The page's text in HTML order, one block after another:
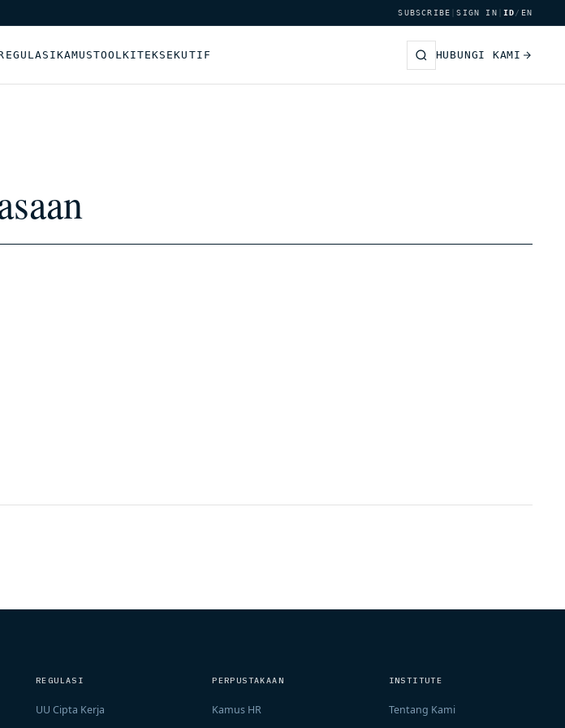
SUBSCRIBE |SIGN IN ID/ EN
KAMUSTOOLKITEKSEKUTIF HUBUNGI KAMI
REGULASI
UU Cipta Kerja
PERPUSTAKAAN
Kamus HR
INSTITUTE
Tentang Kami